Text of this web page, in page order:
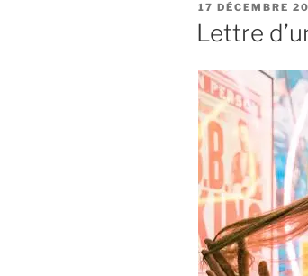
17 DÉCEMBRE
Lettre